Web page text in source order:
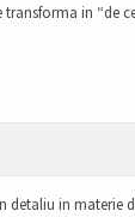
transforma in “de
detaliu in materie